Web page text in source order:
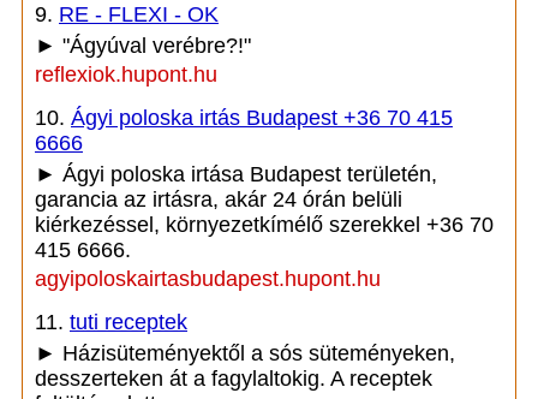
9. RE - FLEXI - OK
► "Ágyúval verébre?!"
reflexiok.hupont.hu
10. Ágyi poloska irtás Budapest +36 70 415
6666
► Ágyi poloska irtása Budapest területén,
garancia az irtásra, akár 24 órán belüli
kiérkezéssel, környezetkímélő szerekkel +36 70
415 6666.
agyipoloskairtasbudapest.hupont.hu
11. tuti receptek
► Házisüteményektől a sós süteményeken,
desszerteken át a fagylaltokig. A receptek